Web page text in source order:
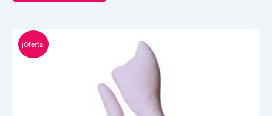
¡Oferta! precio
original
S/ 29.00.